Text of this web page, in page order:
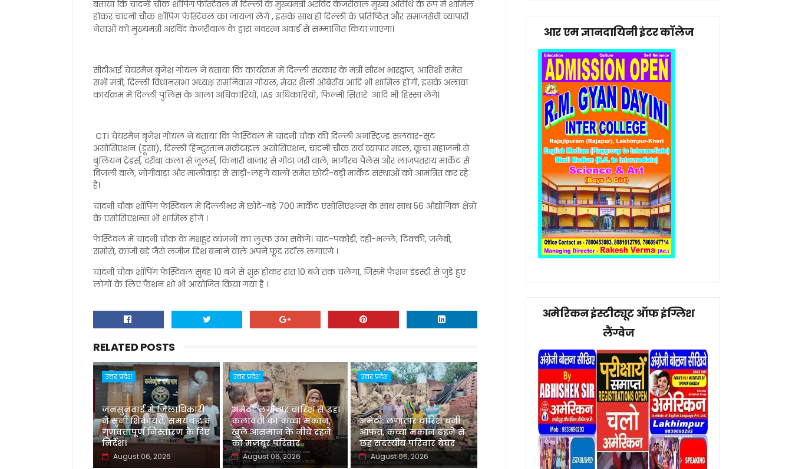
बताया कि चांदनी चौक शाॅपिंग फेस्टिवल में दिल्ली के मुख्यमंत्री अरविंद केजरीवाल मुख्य अतिथि के रूप में शामिल
होकर चांदनी चौक शाॅपिंग फेस्टिवल का जायजा लेंगे , इसके साथ ही दिल्ली के प्रतिष्ठित और समाजसेवी व्यापारी
नेताओं को मुख्यमंत्री अरविंद केजरीवाल के द्वारा नवरत्न अवार्ड से सम्मानित किया जाएगा।
सीटीआई चेयरमैन बृजेश गोयल ने बताया कि कार्यक्रम में दिल्ली सरकार के मंत्री सौरभ भारद्वाज, आतिशी समेत
सभी मंत्री, दिल्ली विधानसभा अध्यक्ष रामनिवास गोयल, मेयर शैली ओबेरॉय आदि भी शामिल होंगी, इसके अलावा
कार्यक्रम में दिल्ली पुलिस के आला अधिकारियों, IAS अधिकारियों, फिल्मी सितारे आदि भी हिस्सा लेंगे।
CTI चेयरमैन बृजेश गोयल ने बताया कि फेस्टिवल में चांदनी चौक की दिल्ली अनस्ट्रिज्ड सलवार-सूट
असोसिएशन (डूसा), दिल्ली हिन्दुस्तान मर्कंटाइल असोसिएशन, चांदनी चौक सर्व व्यापार मंडल, कूचा महाजनी से
बुलियन ट्रेडर्स, दरीबा कलां से जूलर्स, किनारी बाजार से गोटा जरी वाले, भागीरथ पैलेस और लाजपतराय मार्केट से
बिजली वाले, जोगीवाड़ा और मालीवाड़ा से साड़ी-लहंगे वालों समेत छोटी-बड़ी मार्केट संस्थाओं को आमंत्रित कर रहे
हैं।
चांदनी चौक शाॅपिंग फेस्टिवल में दिल्लीभर में छोटे-बड़े 700 मार्केट एसोसिएशन्स के साथ साथ 56 औद्योगिक क्षेत्रों
के एसोसिएशन्स भी शामिल होंगे ।
फेस्टिवल में चांदनी चौक के मशहूर व्यंजनों का लुत्फ उठा सकेंगे। चाट-पकौड़ी, दही-भल्ले, टिक्की, जलेबी,
समोसे, कांजी बड़े जैसे लजीज डिश बनाने वाले अपने फूड स्टॉल लगाएंगे ।
चांदनी चौक शाॅपिंग फेस्टिवल सुबह 10 बजे से शुरू होकर रात 10 बजे तक चलेगा, जिसमें फैशन इंडस्ट्री से जुड़े हुए
लोगों के लिए फैशन शो भी आयोजित किया गया है ।
RELATED POSTS
उत्तर प्रदेश
जनसुनवाई में जिलाधिकारी
ने सुनीं शिकायतें, समयबद्ध व
गुणवत्तापूर्ण निस्तारण के दिए
निर्देश।
August 06, 2026
उत्तर प्रदेश
अमेठी: लगातार बारिश से ढहा
कलावती का कच्चा मकान,
खुले आसमान के नीचे रहने
को मजबूर परिवार
August 06, 2026
उत्तर प्रदेश
अमेठी: लगातार बारिश बनी
आफत, कच्चा मकान ढहने से
छह सदस्यीय परिवार बेघर
August 06, 2026
आर एम ज्ञानदायिनी इंटर कॉलेज
अमेरिकन इंस्टीट्यूट ऑफ इंग्लिश
लैंग्वेज